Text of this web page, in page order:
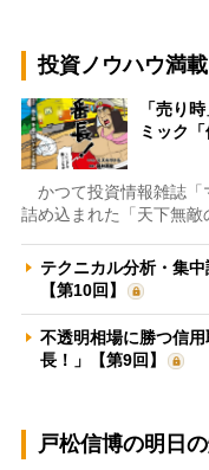
投資ノウハウ満
「売り
ミック
かつて投資情報雑誌「
詰め込まれた「天下無敵
テクニカル分析・集
【第10回】
不透明相場に勝つ信
長！」【第9回】
戸松信博の明日